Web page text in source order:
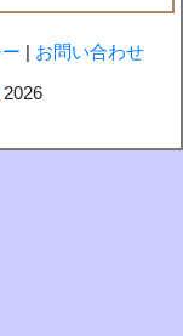
お問い合わせ
2026